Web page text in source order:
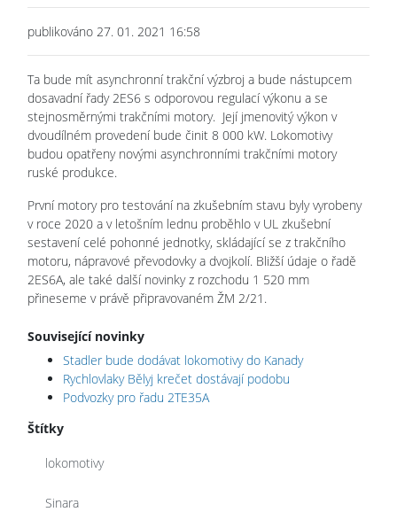
publikováno 27. 01. 2021 16:58
Ta bude mít asynchronní trakční výzbroj a bude nástupcem
dosavadní řady 2ES6 s odporovou regulací výkonu a se
stejnosměrnými trakčními motory. Její jmenovitý výkon v
dvoudílném provedení bude činit 8 000 kW. Lokomotivy
budou opatřeny novými asynchronními trakčními motory
ruské produkce.
První motory pro testování na zkušebním stavu byly vyrobeny
v roce 2020 a v letošním lednu proběhlo v UL zkušební
sestavení celé pohonné jednotky, skládající se z trakčního
motoru, nápravové převodovky a dvojkolí. Bližší údaje o řadě
2ES6A, ale také další novinky z rozchodu 1 520 mm
přineseme v právě připravovaném ŽM 2/21.
Související novinky
Stadler bude dodávat lokomotivy do Kanady
Rychlovlaky Bělyj krečet dostávají podobu
Podvozky pro řadu 2TE35A
Štítky
lokomotivy
Sinara